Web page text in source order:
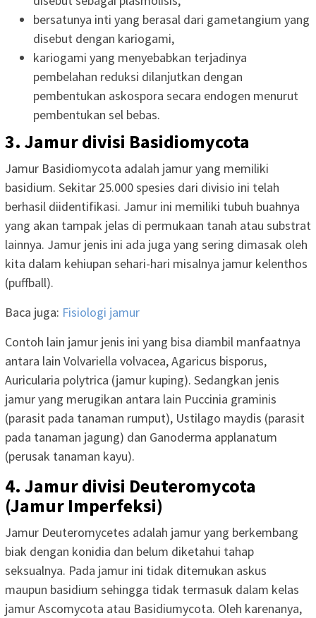
bersatunya inti yang berasal dari gametangium yang
disebut dengan kariogami,
kariogami yang menyebabkan terjadinya
pembelahan reduksi dilanjutkan dengan
pembentukan askospora secara endogen menurut
pembentukan sel bebas.
3. Jamur divisi Basidiomycota
Jamur Basidiomycota adalah jamur yang memiliki
basidium. Sekitar 25.000 spesies dari divisio ini telah
berhasil diidentifikasi. Jamur ini memiliki tubuh buahnya
yang akan tampak jelas di permukaan tanah atau substrat
lainnya. Jamur jenis ini ada juga yang sering dimasak oleh
kita dalam kehiupan sehari-hari misalnya jamur kelenthos
(puffball).
Baca juga: Fisiologi jamur
Contoh lain jamur jenis ini yang bisa diambil manfaatnya
antara lain Volvariella volvacea, Agaricus bisporus,
Auricularia polytrica (jamur kuping). Sedangkan jenis
jamur yang merugikan antara lain Puccinia graminis
(parasit pada tanaman rumput), Ustilago maydis (parasit
pada tanaman jagung) dan Ganoderma applanatum
(perusak tanaman kayu).
4. Jamur divisi Deuteromycota
(Jamur Imperfeksi)
Jamur Deuteromycetes adalah jamur yang berkembang
biak dengan konidia dan belum diketahui tahap
seksualnya. Pada jamur ini tidak ditemukan askus
maupun basidium sehingga tidak termasuk dalam kelas
jamur Ascomycota atau Basidiumycota. Oleh karenanya,